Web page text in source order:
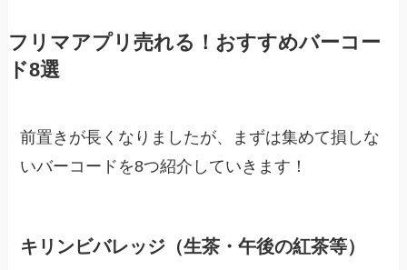
フリマアプリ売れる！おすすめバーコー
ド8選
前置きが長くなりましたが、まずは集めて損しな
いバーコードを8つ紹介していきます！
キリンビバレッジ（生茶・午後の紅茶等）